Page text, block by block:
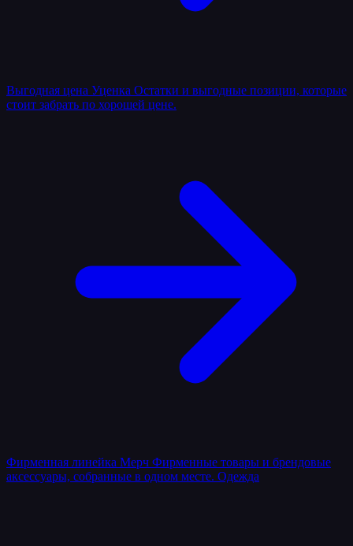
Выгодная цена Уценка Остатки и выгодные позиции, которые
стоит забрать по хорошей цене.
Фирменная линейка Мерч Фирменные товары и брендовые
аксессуары, собранные в одном месте. Одежда